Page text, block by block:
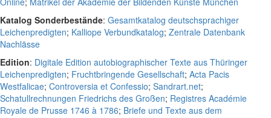
Katalog Sonderbestände: Gesamtkatalog deutschsprachiger
Leichenpredigten; Kalliope Verbundkatalog; Zentrale Datenbank
Nachlässe
Edition: Digitale Edition autobiographischer Texte aus Thüringer
Leichenpredigten; Fruchtbringende Gesellschaft; Acta Pacis
Westfalicae; Controversia et Confessio; Sandrart.net;
Schatullrechnungen Friedrichs des Großen; Registres Académie
Royale de Prusse 1746 à 1786; Briefe und Texte aus dem